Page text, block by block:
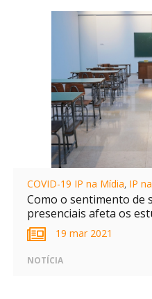
COVID-19 IP na Mídia, IP
Como o sentimento de
presenciais afeta os
19 mar 2021
NOTÍCIA